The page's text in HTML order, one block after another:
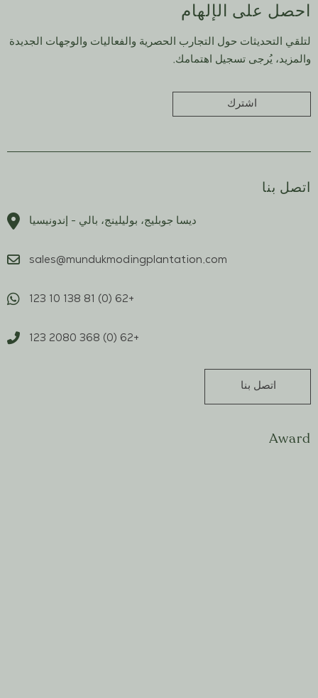
احصل على الإلهام
لتلقي التحديثات حول التجارب الحصرية والفعاليات والوجهات الجديدة
والمزيد، يُرجى تسجيل اهتمامك.
اشترك
اتصل بنا
ديسا جوبليج، بوليلينج، بالي - إندونيسيا
sales@mundukmodingplantation.com
+62 (0) 81 138 10 123
+62 (0) 368 2080 123
اتصل بنا
Award